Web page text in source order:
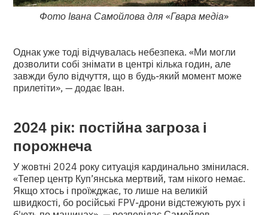
Фото Івана Самойлова для«Гвара медіа»
Однак уже тоді відчувалась небезпека. «Ми могли
дозволити собі знімати в центрі кілька годин, але
завжди було відчуття, що в будь-який момент може
прилетіти», — додає Іван.
2024 рік: постійна загроза і
порожнеча
У жовтні 2024 року ситуація кардинально змінилася.
«Тепер центр Куп’янська мертвий, там нікого немає.
Якщо хтось і проїжджає, то лише на великій
швидкості, бо російські FPV-дрони відстежують рух і